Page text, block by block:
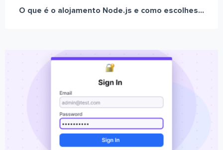
O que é o alojamento Node.js e como escolhes...